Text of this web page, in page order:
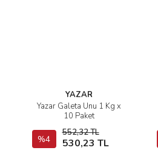
YAZAR
Yazar Galeta Unu 1 Kg x
10 Paket
%4
552,32 TL
530,23 TL
İncele
Sepete Ekle